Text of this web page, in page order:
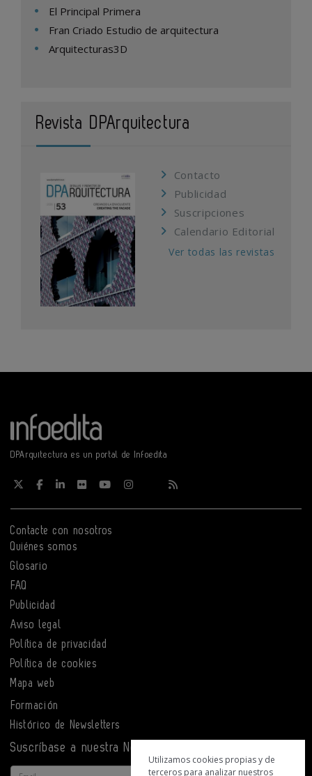
El Principal Primera
Fran Criado Estudio de arquitectura
Arquitecturas3D
Revista DPArquitectura
Contacto
Publicidad
Suscripciones
Calendario Editorial
Ver todas las revistas
DPArquitectura es un portal de Infoedita
Contacte con nosotros
Quiénes somos
Glosario
FAQ
Publicidad
Aviso legal
Política de privacidad
Política de cookies
Mapa web
Formación
Histórico de Newsletters
Suscríbase a nuestra Newsletter
Email
Utilizamos cookies propias y de
terceros para analizar nuestros